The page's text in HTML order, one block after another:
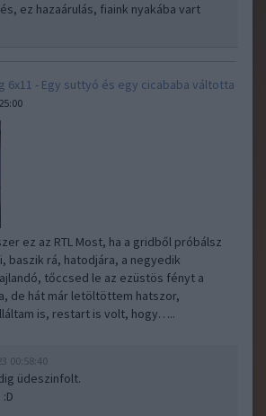
ez hazaárulás, fiaink nyakába vart
6x11 - Egy suttyó és egy cicababa váltotta
ez az RTL Most, ha a gridből próbálsz
baszik rá, hatodjára, a negyedik
tőccsed le az ezüstös fényt a
de hát már letöltöttem hatszor,
is, restart is volt, hogy…..
00:58:40
üdeszinfolt.